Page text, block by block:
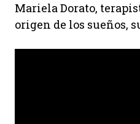
Mariela Dorato,
origen de los sueños,